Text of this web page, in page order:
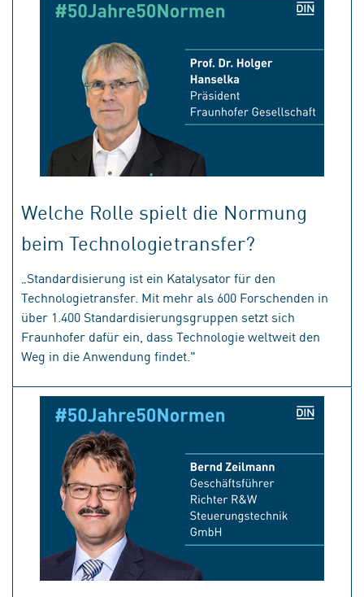
Welche Rolle spielt die Normung
beim Technologietransfer?
„Standardisierung ist ein Katalysator für den
Technologietransfer. Mit mehr als 600 Forschenden in
über 1.400 Standardisierungsgruppen setzt sich
Fraunhofer dafür ein, dass Technologie weltweit den
Weg in die Anwendung findet."